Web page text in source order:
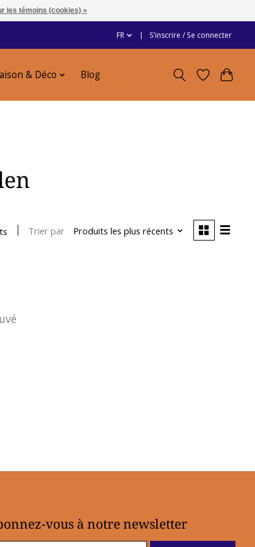
FR S’inscrire / Se connecter
& Déco Blog
Trier par Produits les plus récents
vous à notre newsletter
les témoins (cookies) »